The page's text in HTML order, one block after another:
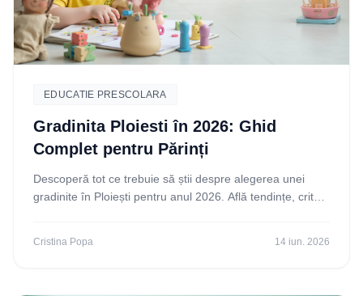
EDUCATIE PRESCOLARA
Gradinita Ploiesti în 2026: Ghid
Complet pentru Părinți
Descoperă tot ce trebuie să știi despre alegerea unei
gradinite în Ploiești pentru anul 2026. Află tendințe, criterii
Cristina Popa 14 iun. 2026